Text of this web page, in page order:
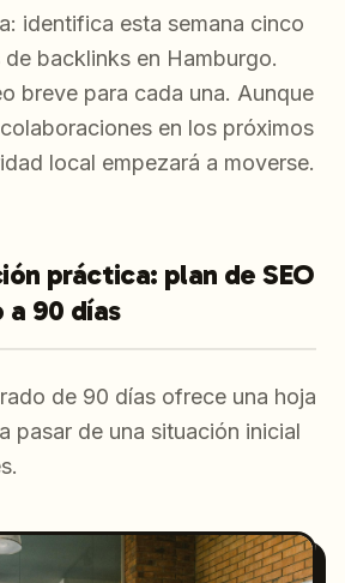
identifica esta semana cinco
backlinks en Hamburgo.
breve para cada una. Aunque
en los próximos
local empezará a moverse.
práctica: plan de SEO
a 90 días
de 90 días ofrece una hoja
pasar de una situación inicial